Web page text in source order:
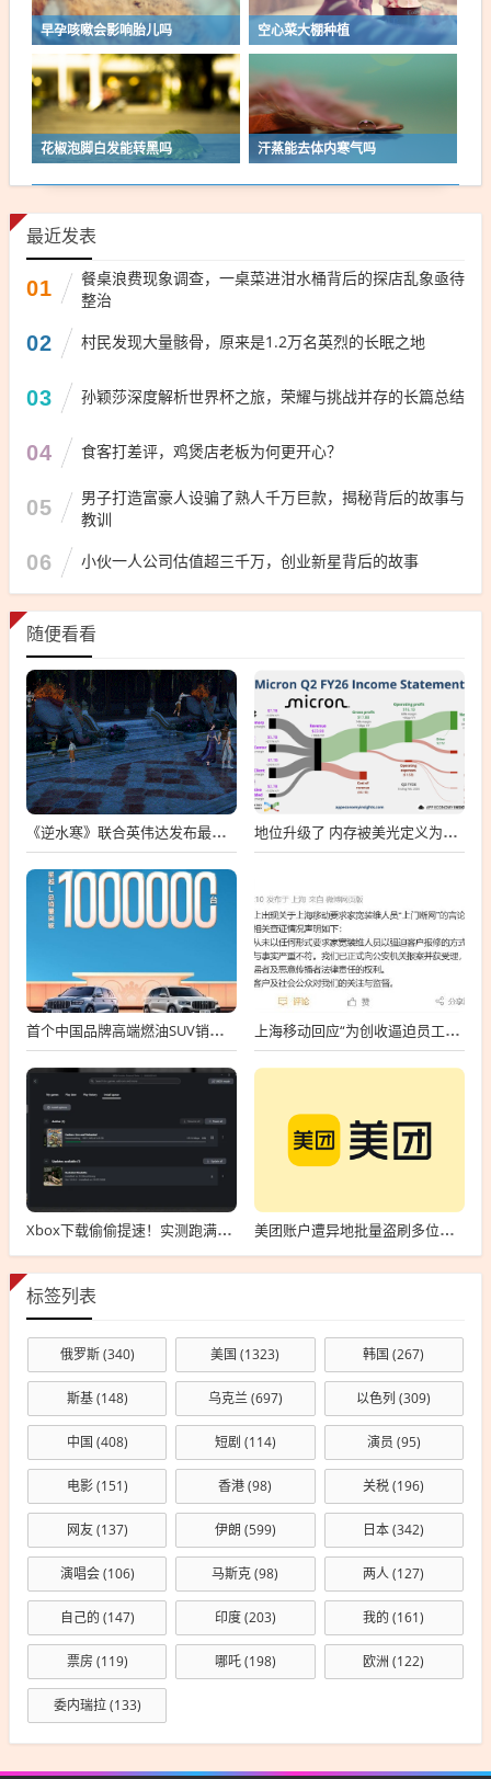
早孕咳嗽会影响胎儿吗 空心菜大棚种植
花椒泡脚白发能转黑吗 汗蒸能去体内寒气吗
最近发表
01
餐桌浪费现象调查，一桌菜进泔水桶背后的探店乱象亟待
整治
02 村民发现大量骸骨，原来是1.2万名英烈的长眠之地
03 孙颖莎深度解析世界杯之旅，荣耀与挑战并存的长篇总结
04 食客打差评，鸡煲店老板为何更开心？
05
男子打造富豪人设骗了熟人千万巨款，揭秘背后的故事与
教训
06 小伙一人公司估值超三千万，创业新星背后的故事
随便看看
《逆水寒》联合英伟达发布最新全景光追效果 RTX 4060即可开启 地位升级了 内存被美光定义为战略物资：想买要签5年长期合同
首个中国品牌高端燃油SUV销冠！吉利星越L总销量破100万台 上海移动回应“为创收逼迫员工上门断网”：与事实严重不符
Xbox下载偷偷提速！实测跑满250Mbs 美团账户遭异地批量盗刷多位用户中招 回应：或遭遇电信诈骗 正配合警方调查
标签列表
俄罗斯(340) 美国 (1323) 韩国 (267)
斯基(148) 乌克兰(697) 以色列 (309)
中国 (408) 短剧 (114) 演员 (95)
电影(151) 香港(98) 关税(196)
网友(137) 伊朗 (599) 日本(342)
演唱会(106) 马斯克(98) 两人(127)
自己的 (147) 印度(203) 我的 (161)
票房 (119) 哪吒(198) 欧洲 (122)
委内瑞拉(133)